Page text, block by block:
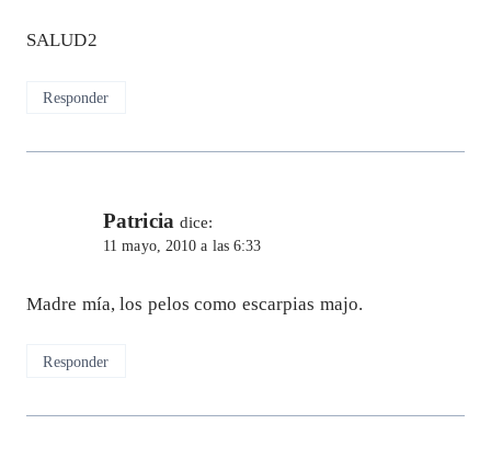
SALUD2
Responder
Patricia dice:
11 mayo, 2010 a las 6:33
Madre mía, los pelos como escarpias majo.
Responder